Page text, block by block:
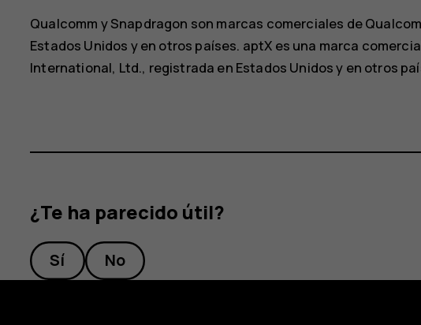
Qualcomm y Snapdragon son marcas comerciales de
Estados Unidos y en otros países. aptX es una marca
International, Ltd., registrada en Estados Unidos y en otros
¿Te ha parecido útil?
Sí No